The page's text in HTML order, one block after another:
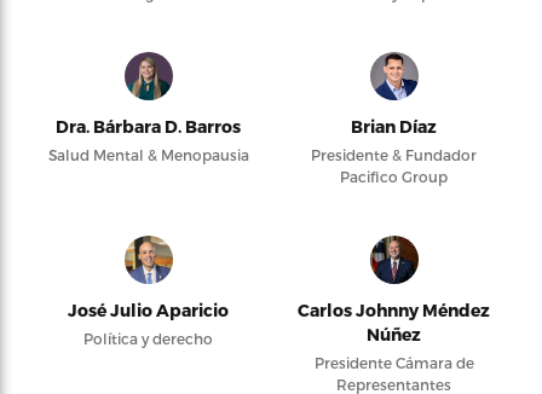
Dra. Bárbara D. Barros
Salud Mental & Menopausia
Brian Díaz
Presidente & Fundador
Pacifico Group
José Julio Aparicio
Política y derecho
Carlos Johnny Méndez
Núñez
Presidente Cámara de
Representantes